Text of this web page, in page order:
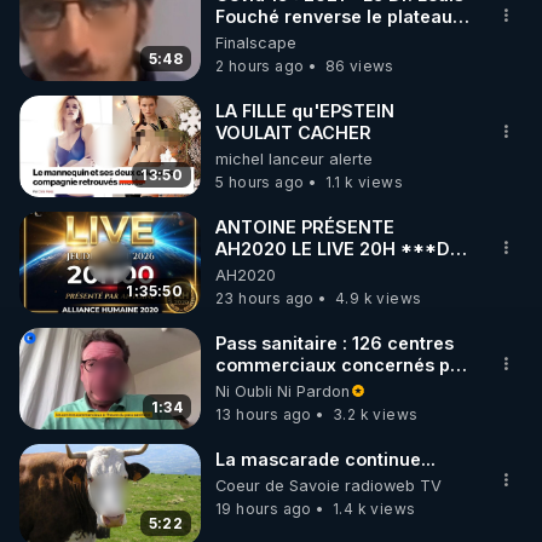
🌱 INSTAGRAM
https://www.instagram.com/rdlr_thierrycasasnovas/
http://rgnr.li/instagram
🌱 LA NEWSLETTER
Pour ne pas rater l’actualité RGNR (stages,
http://rgnr.li/news
🌱 VIDÉOS NON CENSURÉES SUR ODYSEE
Toutes les vidéos Youtube sont aussi sur la
http://rgnr.li/odysee
🌱 LES STAGES EN PRÉSENTIEL
http://rgnr.li/stages
5:48
Fouché renverse le plateau
de CNews !
Finalscape
2 hours ago
86 views
13:50
LA FILLE qu'EPSTEIN
VOULAIT CACHER
michel lanceur alerte
5 hours ago
1.1 k views
1:35:50
ANTOINE PRÉSENTE
AH2020 LE LIVE 20H ***DU
06/08/2026***
AH2020
23 hours ago
4.9 k views
1:34
Pass sanitaire : 126 centres
commerciaux concernés par
l'obligation dans toute la
France
Ni Oubli Ni Pardon
13 hours ago
3.2 k views
5:22
La mascarade continue...
Coeur de Savoie radioweb TV
19 hours ago
1.4 k views